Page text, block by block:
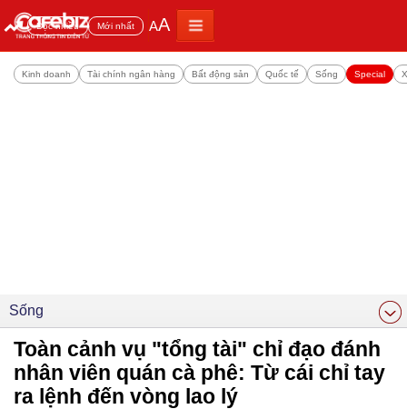
Đọc nhiều Mới nhất AA
Kinh doanh Tài chính ngân hàng Bất động sản Quốc tế Sống Special
Sống
Toàn cảnh vụ "tổng tài" chỉ đạo đánh
nhân viên quán cà phê: Từ cái chỉ tay
ra lệnh đến vòng lao lý